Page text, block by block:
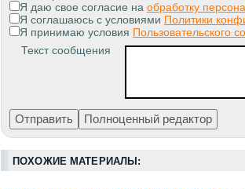
Я даю свое согласие на обработку
Я соглашаюсь с условиями Политики
Я принимаю условия Пользовательского
Текст сообщения
ПОХОЖИЕ МАТЕРИАЛЫ: